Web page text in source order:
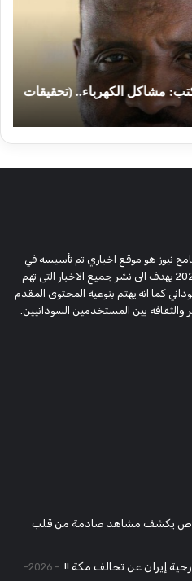
مشاكل الكهرباء.. (تحقيقات
نيوز هو موقع اخباري تم تأسيسه في
نوفمبر 2020 يهدف الى نشر جميع الاخبار التى تهم
كما انه يهتم بنوعية المحتوى المقدم
والثقافه بين المستخدمين السودانيين.
يكشف مشاهد صادمة من قلب
إيران عن تحالف مكة !!
2026-